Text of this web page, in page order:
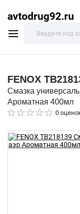
avtodrug92.ru
FENOX
Смазка
Ароматная 400мл
0